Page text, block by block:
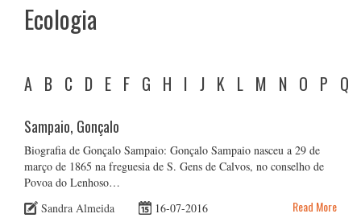
Ecologia
A B C D E F G H I J K L M N O P Q
Sampaio, Gonçalo
Biografia de Gonçalo Sampaio: Gonçalo Sampaio nasceu a 29 de
março de 1865 na freguesia de S. Gens de Calvos, no conselho de
Povoa do Lenhoso…
Sandra Almeida
16-07-2016 Read More